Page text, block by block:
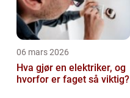
06 mars 2026
Hva gjør en elektriker, og
hvorfor er faget så viktig?